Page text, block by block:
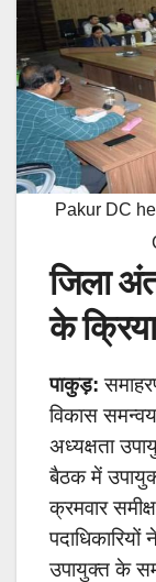
Pakur DC
जिला
के
पाकुड़:
विकास
अध्यक्षता
बैठक में
क्रमवार
उपायुक्त के